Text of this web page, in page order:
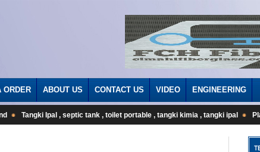
ORDER ABOUT US CONTACT US VIDEO ENGINEERING
Tangki Ipal , septic tank , toilet portable , tangki kimia , tangki ipal